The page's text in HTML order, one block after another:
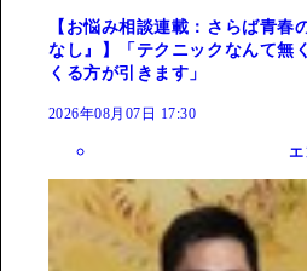
【お悩み相談連載：さらば青
なし』】「テクニックなんて無
くる方が引きます」
2026年08月07日 17:30
エ